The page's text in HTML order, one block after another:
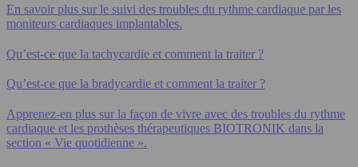
En savoir plus sur le suivi des troubles du rythme cardiaque par les
moniteurs cardiaques implantables.
Qu’est-ce que la tachycardie et comment la traiter ?
Qu’est-ce que la bradycardie et comment la traiter ?
Apprenez-en plus sur la façon de vivre avec des troubles du rythme
cardiaque et les prothèses thérapeutiques BIOTRONIK dans la
section « Vie quotidienne ».